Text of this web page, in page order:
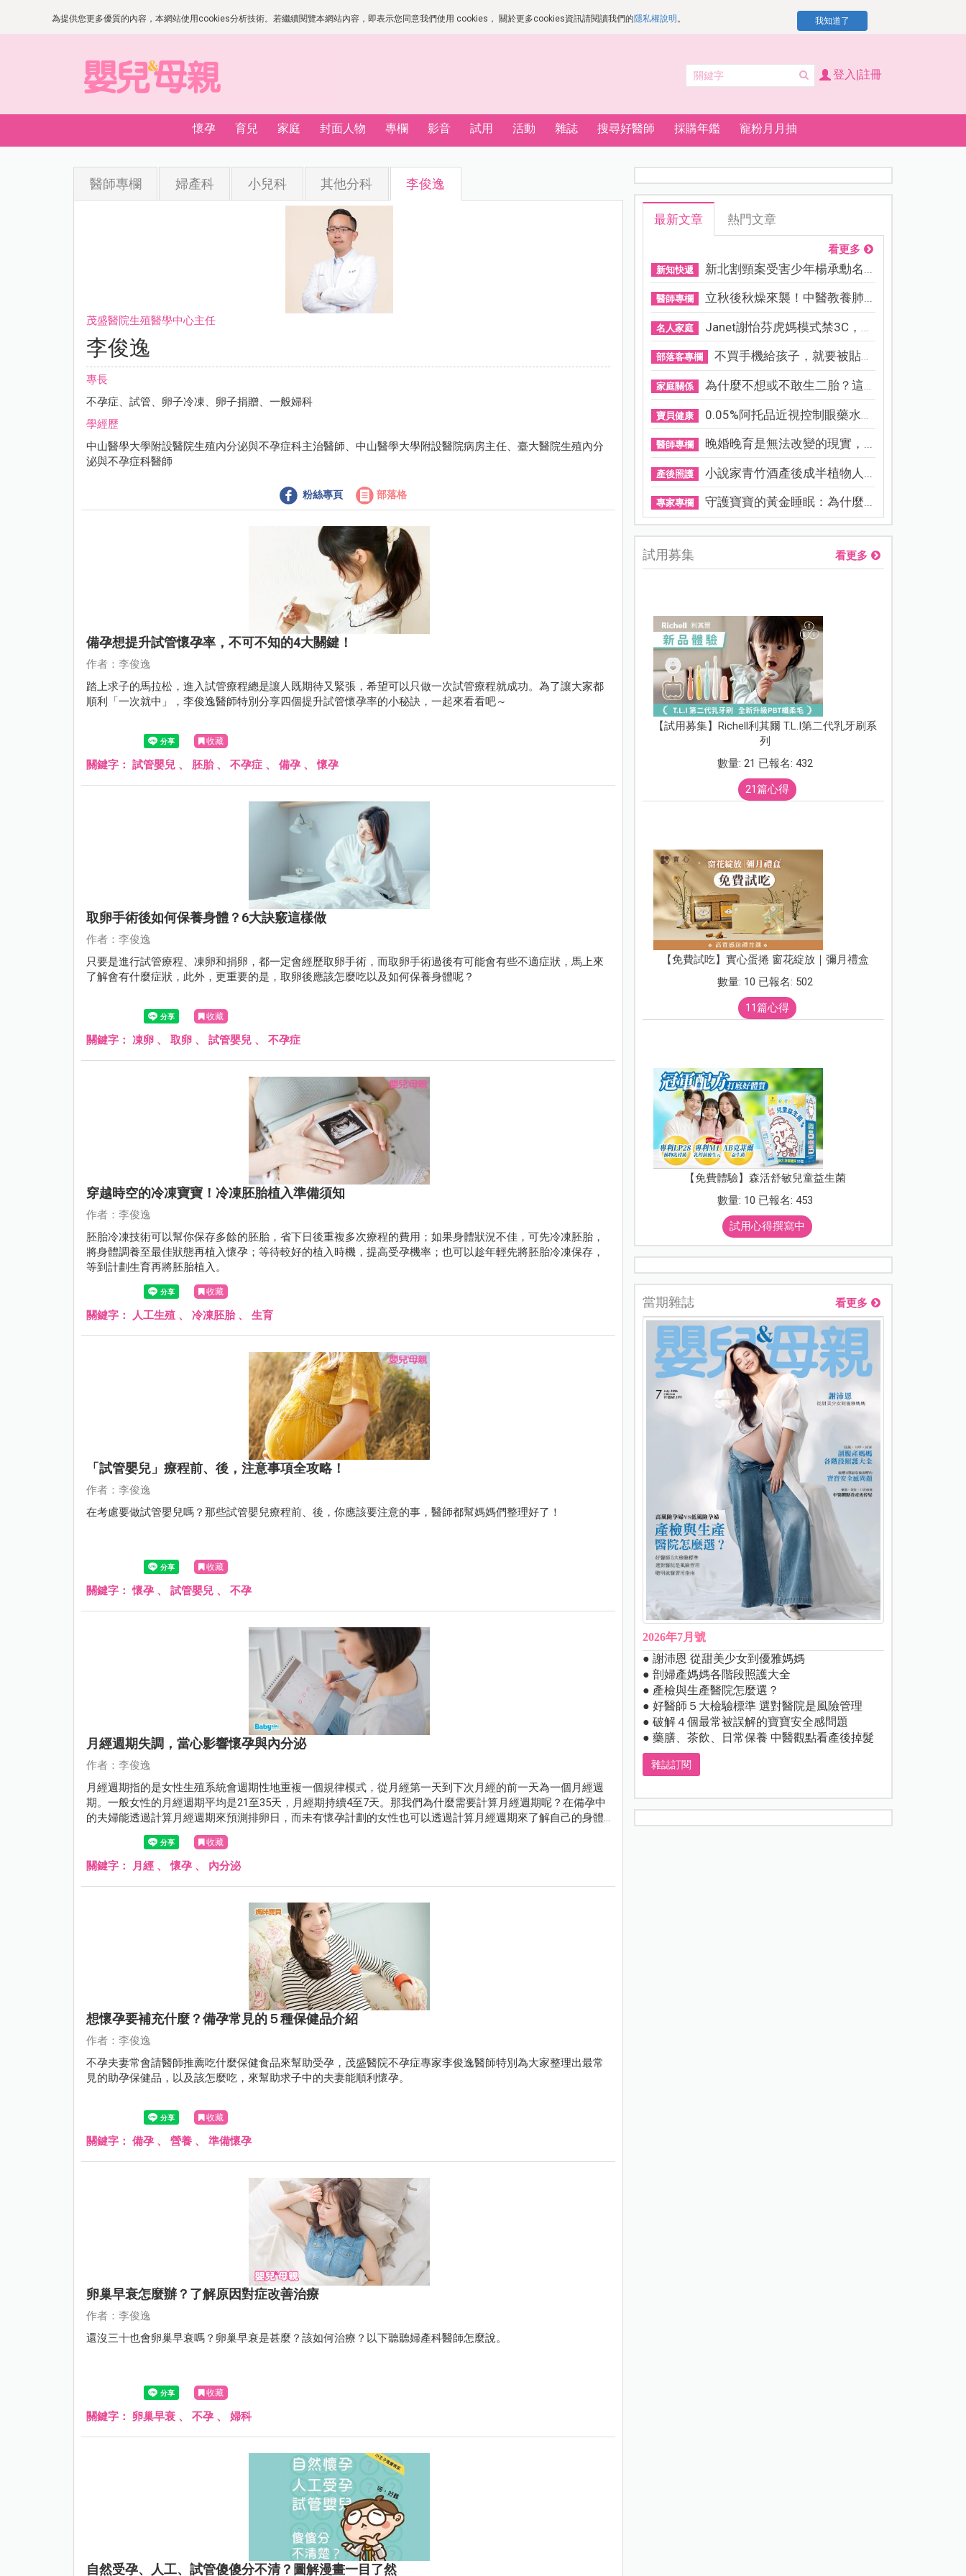
為提供您更多優質的內容，本網站使用cookies分析技術。若繼續閱覽本網站內容，即表示您同意我們使用 cookies， 關於更多cookies資訊請閱讀我們的隱私權說明 。 我知道了
登入|註冊
懷孕 育兒 家庭 封面人物 專欄 影音 試用 活動 雜誌 搜尋好醫師 採購年鑑 寵粉月月抽
醫師專欄 婦產科 小兒科 其他分科 李俊逸
茂盛醫院生殖醫學中心主任
李俊逸
專長
不孕症、試管、卵子冷凍、卵子捐贈、一般婦科
學經歷
中山醫學大學附設醫院生殖內分泌與不孕症科主治醫師、中山醫學大學附設醫院病房主任、臺大醫院生殖內分
泌與不孕症科醫師
粉絲專頁 部落格
備孕想提升試管懷孕率，不可不知的4大關鍵！
作者：李俊逸
踏上求子的馬拉松，進入試管療程總是讓人既期待又緊張，希望可以只做一次試管療程就成功。為了讓大家都
順利「一次就中」，李俊逸醫師特別分享四個提升試管懷孕率的小秘訣，一起來看看吧～
收藏
關鍵字： 試管嬰兒 、 胚胎、 不孕症 、 備孕 、懷孕
取卵手術後如何保養身體？6大訣竅這樣做
作者：李俊逸
只要是進行試管療程、凍卵和捐卵，都一定會經歷取卵手術，而取卵手術過後有可能會有些不適症狀，馬上來
了解會有什麼症狀，此外，更重要的是，取卵後應該怎麼吃以及如何保養身體呢？
收藏
關鍵字： 凍卵 、 取卵 、 試管嬰兒 、 不孕症
穿越時空的冷凍寶寶！冷凍胚胎植入準備須知
作者：李俊逸
胚胎冷凍技術可以幫你保存多餘的胚胎，省下日後重複多次療程的費用；如果身體狀況不佳，可先冷凍胚胎，
將身體調養至最佳狀態再植入懷孕；等待較好的植入時機，提高受孕機率；也可以趁年輕先將胚胎冷凍保存，
等到計劃生育再將胚胎植入。
收藏
關鍵字： 人工生殖 、 冷凍胚胎、 生育
「試管嬰兒」療程前、後，注意事項全攻略！
作者：李俊逸
在考慮要做試管嬰兒嗎？那些試管嬰兒療程前、後，你應該要注意的事，醫師都幫媽媽們整理好了！
收藏
關鍵字：懷孕 、 試管嬰兒 、 不孕
月經週期失調，當心影響懷孕與內分泌
作者：李俊逸
月經週期指的是女性生殖系統會週期性地重複一個規律模式，從月經第一天到下次月經的前一天為一個月經週
期。一般女性的月經週期平均是21至35天，月經期持續4至7天。那我們為什麼需要計算月經週期呢？在備孕中
的夫婦能透過計算月經週期來預測排卵日，而未有懷孕計劃的女性也可以透過計算月經週期來了解自己的身體
收藏
關鍵字： 月經 、懷孕 、 內分泌
想懷孕要補充什麼？備孕常見的５種保健品介紹
作者：李俊逸
不孕夫妻常會請醫師推薦吃什麼保健食品來幫助受孕，茂盛醫院不孕症專家李俊逸醫師特別為大家整理出最常
見的助孕保健品，以及該怎麼吃，來幫助求子中的夫妻能順利懷孕。
收藏
關鍵字： 備孕 、 營養 、 準備懷孕
卵巢早衰怎麼辦？了解原因對症改善治療
作者：李俊逸
還沒三十也會卵巢早衰嗎？卵巢早衰是甚麼？該如何治療？以下聽聽婦產科醫師怎麼說。
收藏
關鍵字： 卵巢早衰 、 不孕 、 婦科
自然受孕、人工、試管傻傻分不清？圖解漫畫一目了然
最新文章 熱門文章
看更多
新知快遞 新北割頸案受害少年楊承勳名...
醫師專欄 立秋後秋燥來襲！中醫教養肺...
名人家庭 Janet謝怡芬虎媽模式禁3C，看...
部落客專欄 不買手機給孩子，就要被貼「...
家庭關係 為什麼不想或不敢生二胎？這8...
寶貝健康 0.05%阿托品近視控制眼藥水納...
醫師專欄 晚婚晚育是無法改變的現實，...
產後照護 小說家青竹酒產後成半植物人...
專家專欄 守護寶寶的黃金睡眠：為什麼...
試用募集 看更多
【試用募集】Richell利其爾 T.L.I第二代乳牙刷系
列
數量: 21 已報名: 432
21篇心得
【免費試吃】實心蛋捲 窗花綻放｜彌月禮盒
數量: 10 已報名: 502
11篇心得
【免費體驗】森活舒敏兒童益生菌
數量: 10 已報名: 453
試用心得撰寫中
當期雜誌 看更多
2026年7月號
● 謝沛恩 從甜美少女到優雅媽媽
● 剖婦產媽媽各階段照護大全
● 產檢與生產醫院怎麼選？
● 好醫師５大檢驗標準 選對醫院是風險管理
● 破解４個最常被誤解的寶寶安全感問題
● 藥膳、茶飲、日常保養 中醫觀點看產後掉髮
雜誌訂閱